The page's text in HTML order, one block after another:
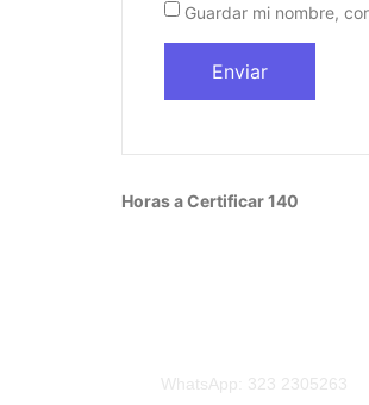
Guardar mi nombre,
Horas a Certificar 140
WhatsApp: 323 2305263